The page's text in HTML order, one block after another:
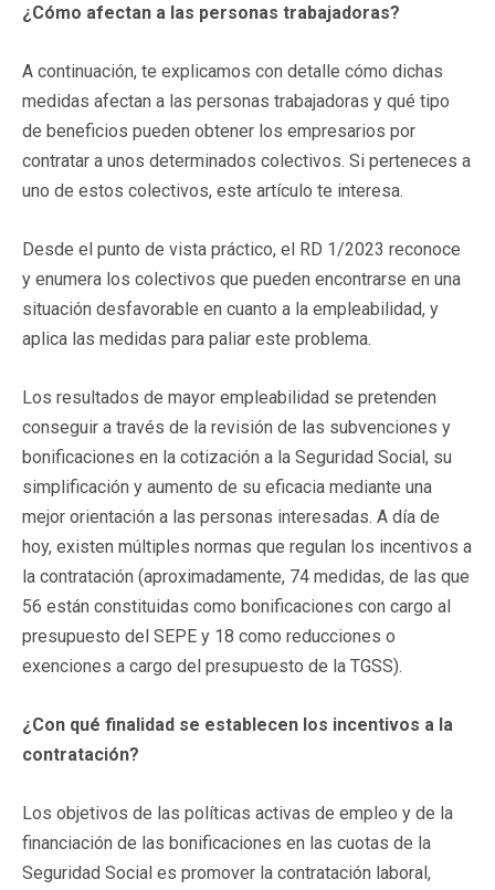
¿Cómo afectan a las personas trabajadoras?
A continuación, te explicamos con detalle cómo dichas
medidas afectan a las personas trabajadoras y qué tipo
de beneficios pueden obtener los empresarios por
contratar a unos determinados colectivos. Si perteneces a
uno de estos colectivos, este artículo te interesa.
Desde el punto de vista práctico, el RD 1/2023 reconoce
y enumera los colectivos que pueden encontrarse en una
situación desfavorable en cuanto a la empleabilidad, y
aplica las medidas para paliar este problema.
Los resultados de mayor empleabilidad se pretenden
conseguir a través de la revisión de las subvenciones y
bonificaciones en la cotización a la Seguridad Social, su
simplificación y aumento de su eficacia mediante una
mejor orientación a las personas interesadas. A día de
hoy, existen múltiples normas que regulan los incentivos a
la contratación (aproximadamente, 74 medidas, de las que
56 están constituidas como bonificaciones con cargo al
presupuesto del SEPE y 18 como reducciones o
exenciones a cargo del presupuesto de la TGSS).
¿Con qué finalidad se establecen los incentivos a la
contratación?
Los objetivos de las políticas activas de empleo y de la
financiación de las bonificaciones en las cuotas de la
Seguridad Social es promover la contratación laboral,